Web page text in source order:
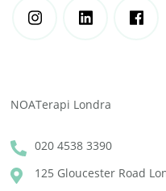
NOATerapi Londra
020 4538 3390
125 Gloucester Road